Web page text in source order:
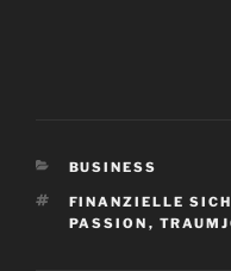
KATEGORIEN
BUSINESS
SCHLAGWÖRTER
FINANZIELLE
PASSION ,